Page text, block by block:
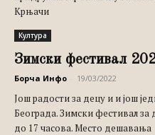
Крњачи
Култура
Зимски фестивал
Борча Инфо 19/03/2022
Још радости за децу и и још
Београда. Зимски фестивал
до 17 часова. Место дешавања